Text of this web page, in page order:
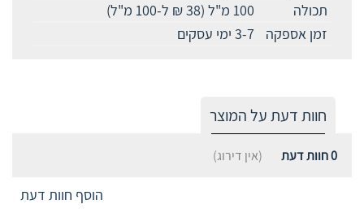
תכולה
100 מ"ל (38 ₪ ל-100 מ"ל)
זמן אספקה
3-7 ימי עסקים
חוות דעת על המוצר
0חוות דעת (אין דירוג)
הוסף חוות דעת